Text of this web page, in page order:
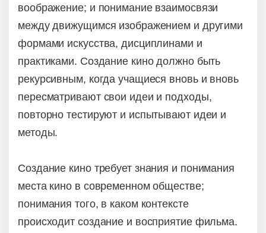
воображение; и понимание взаимосвязи
между движущимся изображением и другими
формами искусства, дисциплинами и
практиками. Создание кино должно быть
рекурсивным, когда учащиеся вновь и вновь
пересматривают свои идеи и подходы,
повторно тестируют и испытывают идеи и
методы.
Создание кино требует знания и понимания
места кино в современном обществе;
понимания того, в каком контексте
происходит создание и восприятие фильма.